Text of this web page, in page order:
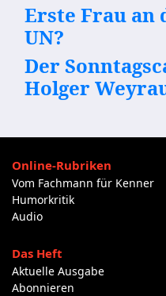
Erste Frau an
UN?
Der
Holger
Online-Rubriken
Vom Fachmann für Kenner
Humorkritik
Audio
Das Heft
Aktuelle Ausgabe
Abonnieren